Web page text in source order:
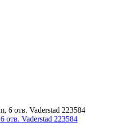
отв. Vaderstad 223584